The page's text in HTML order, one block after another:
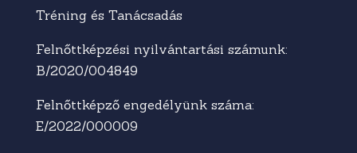
Tréning és Tanácsadás
Felnőttképzési nyilvántartási számunk:
B/2020/004849
Felnőttképző engedélyünk száma:
E/2022/000009